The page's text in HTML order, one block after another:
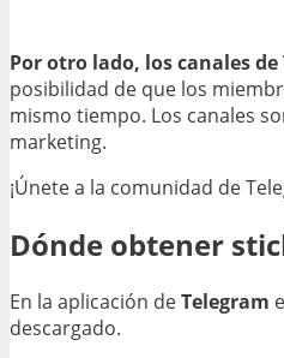
Por otro lado, los canales de
posibilidad de que los
mismo tiempo. Los canales
marketing.
¡Únete a la comunidad de
Dónde obtener
En la aplicación deTelegram
descargado.